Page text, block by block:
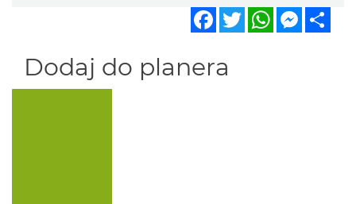
FacebookTwitterWhatsApp
Dodaj do planera